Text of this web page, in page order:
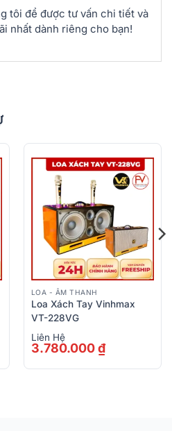
tôi để được tư vấn chi tiết và
nhất dành riêng cho bạn!
LOA - ÂM THANH
Loa Xách Tay Vinhmax
VT-228VG
3.780.000₫
Liên Hệ